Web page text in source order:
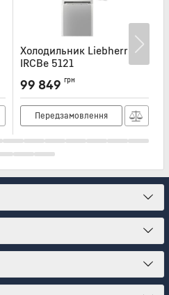
Холодильник Liebherr
IRCBe 5121
IRCBE5121
99 849 грн
Передзамовлення